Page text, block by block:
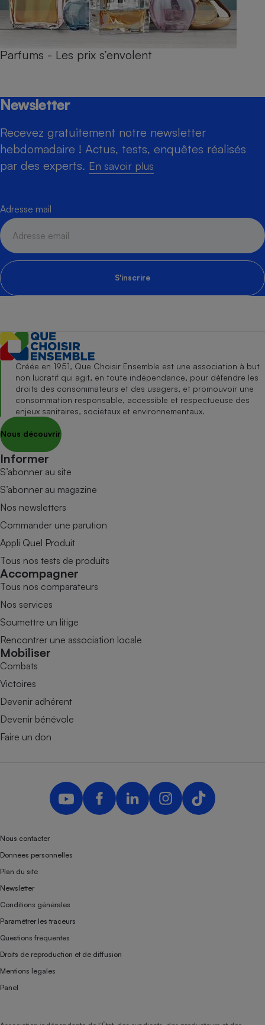
Parfums - Les prix s’envolent
Newsletter
Recevez gratuitement notre newsletter
hebdomadaire ! Actus, tests, enquêtes réalisés
par des experts. En savoir plus
Adresse mail
S'inscrire
Créée en 1951, Que Choisir Ensemble est une association à but
non lucratif qui agit, en toute indépendance, pour défendre les
droits des consommateurs et des usagers, et promouvoir une
consommation responsable, accessible et respectueuse des
enjeux sanitaires, sociétaux et environnementaux.
Nous découvrir
Informer
S’abonner au site
S’abonner au magazine
Nos newsletters
Commander une parution
Appli Quel Produit
Tous nos tests de produits
Accompagner
Tous nos comparateurs
Nos services
Soumettre un litige
Rencontrer une association locale
Mobiliser
Combats
Victoires
Devenir adhérent
Devenir bénévole
Faire un don
Nous contacter
Données personnelles
Plan du site
Newsletter
Conditions générales
Paramétrer les traceurs
Questions fréquentes
Droits de reproduction et de diffusion
Mentions légales
Panel